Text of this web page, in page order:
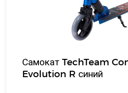
Самокат TechTeam
Evolution R синий